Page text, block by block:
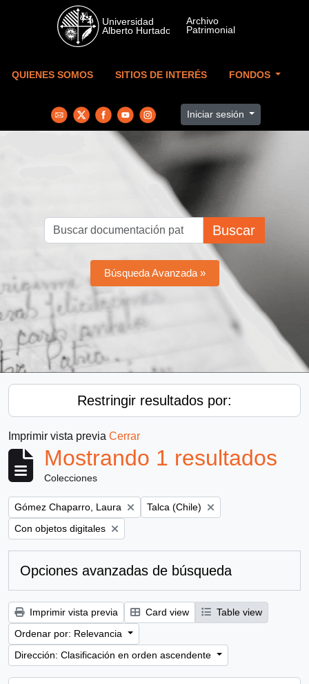
Skip to main content
QUIENES SOMOS SITIOS DE INTERÉS FONDOS
Iniciar sesión
Buscar
Búsqueda Avanzada »
Restringir resultados por:
Imprimir vista previa Cerrar
Mostrando 1 resultados
Colecciones
Remove filter:
Gómez Chaparro, Laura Remove filter:
Talca (Chile)
Remove filter:
Con objetos digitales
Opciones avanzadas de búsqueda
Imprimir vista previa Card view
Table view
Ordenar por: Relevancia
Dirección: Clasificación en orden ascendente